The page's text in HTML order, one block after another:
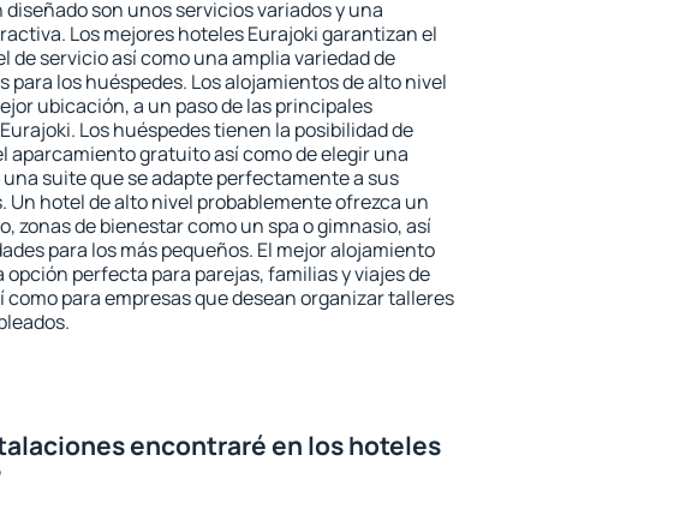
son unos servicios variados y una
Los mejores hoteles Eurajoki garantizan el
de servicio así como una amplia variedad de
para los huéspedes. Los alojamientos de alto nivel
ubicación, a un paso de las principales
Los huéspedes tienen la posibilidad de
aparcamiento gratuito así como de elegir una
suite que se adapte perfectamente a sus
Un hotel de alto nivel probablemente ofrezca un
zonas de bienestar como un spa o gimnasio, así
para los más pequeños. El mejor alojamiento
opción perfecta para parejas, familias y viajes de
como para empresas que desean organizar talleres
encontraré en los hoteles